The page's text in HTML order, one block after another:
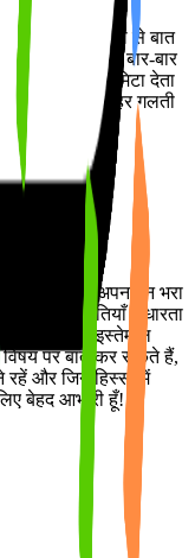
किसी मातृभाषी से बात
इंसान के लिए बार-बार
को पूरी तरह मिटा देता
और आपकी हर गलती
दोस्त सिर्फ़ अपनापन भरा
है, गलतियाँ सुधारता
के लिए इस्तेमाल
पर बात कर सकते हैं,
और जिन हिस्सों में
बेहद आभारी हूँ!